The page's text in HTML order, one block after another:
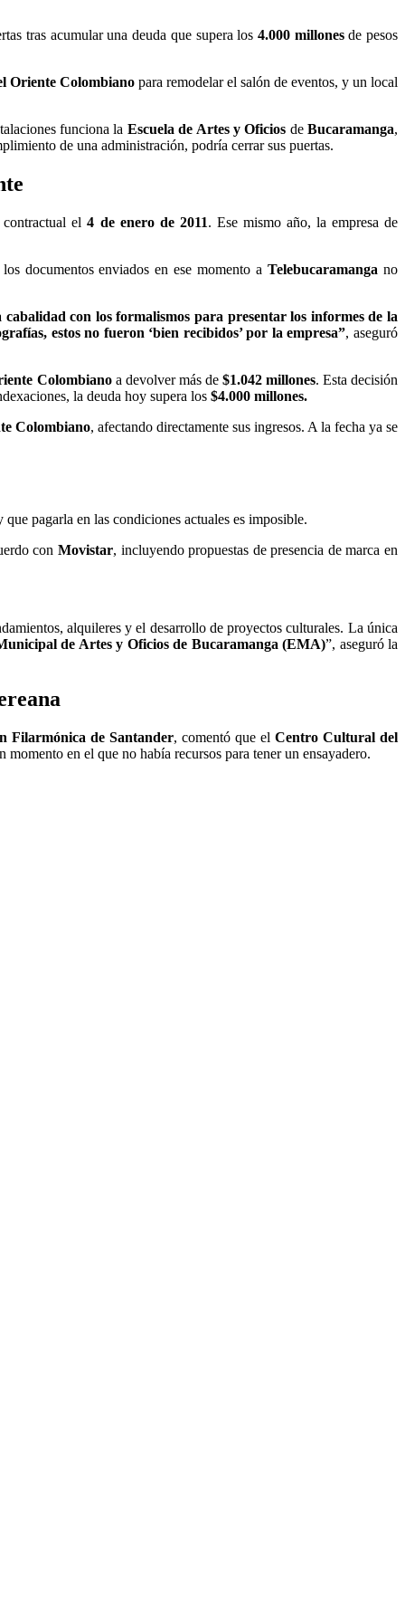
tras acumular una deuda que supera los 4.000 millonesde pesos
Oriente Colombiano para remodelar el salón de eventos, y un local
funciona la Escuela de Artes y Oficios de Bucaramanga,
de una administración, podría cerrar sus puertas.
el4 de enero de 2011. Ese mismo año, la empresa de
los documentos enviados en ese momento aTelebucaramangano
con los formalismos para presentar los informes de la
estos no fueron ‘bien recibidos’ por la empresa”, aseguró
Colombianoa devolver más de $1.042 millones. Esta decisión
la deuda hoy supera los $4.000 millones.
Colombiano, afectando directamente sus ingresos. A la fecha ya se
pagarla en las condiciones actuales es imposible.
con Movistar, incluyendo propuestas de presencia de marca en
alquileres y el desarrollo de proyectos culturales. La única
de Artes y Oficios de Bucaramanga (EMA)”, aseguró la
Filarmónica de Santander, comentó que el Centro Cultural del
en el que no había recursos para tener un ensayadero.